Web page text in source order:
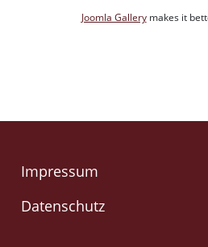
Joomla Gallerymakes it
Impressum
Datenschutz